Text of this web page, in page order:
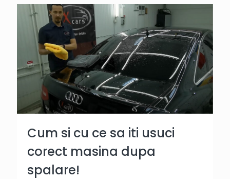
Cum si cu ce sa iti usuci
corect masina dupa
spalare!